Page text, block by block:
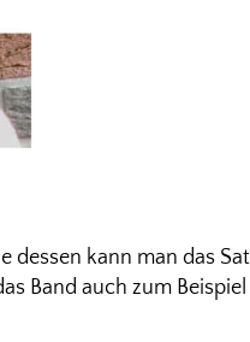
dessen kann man das
Band auch zum